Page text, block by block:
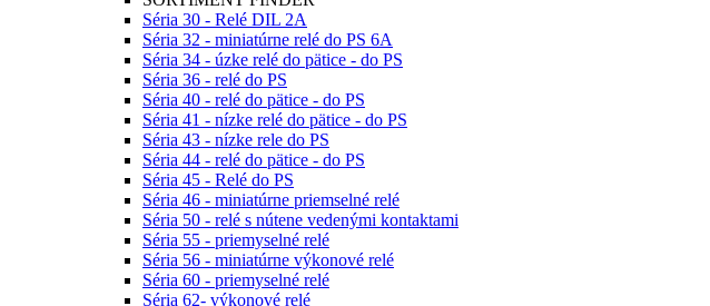
Séria 30 - Relé DIL 2A
Séria 32 - miniatúrne relé do PS 6A
Séria 34 - úzke relé do pätice - do PS
Séria 36 - relé do PS
Séria 40 - relé do pätice - do PS
Séria 41 - nízke relé do pätice - do PS
Séria 43 - nízke rele do PS
Séria 44 - relé do pätice - do PS
Séria 45 - Relé do PS
Séria 46 - miniatúrne priemselné relé
Séria 50 - relé s nútene vedenými kontaktami
Séria 55 - priemyselné relé
Séria 56 - miniatúrne výkonové relé
Séria 60 - priemyselné relé
Séria 62- výkonové relé